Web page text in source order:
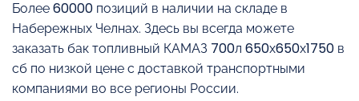
Более 60000 позиций в наличии на складе в
Набережных Челнах. Здесь вы всегда можете
заказать бак топливный КАМАЗ 700л 650х650х1750 в
сб по низкой цене с доставкой транспортными
компаниями во все регионы России.